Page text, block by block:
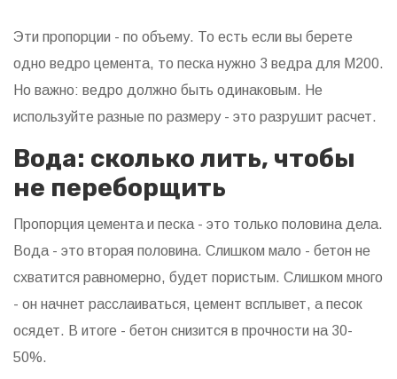
Эти пропорции - по объему. То есть если вы берете
одно ведро цемента, то песка нужно 3 ведра для М200.
Но важно: ведро должно быть одинаковым. Не
используйте разные по размеру - это разрушит расчет.
Вода: сколько лить, чтобы
не переборщить
Пропорция цемента и песка - это только половина дела.
Вода - это вторая половина. Слишком мало - бетон не
схватится равномерно, будет пористым. Слишком много
- он начнет расслаиваться, цемент всплывет, а песок
осядет. В итоге - бетон снизится в прочности на 30-
50%.